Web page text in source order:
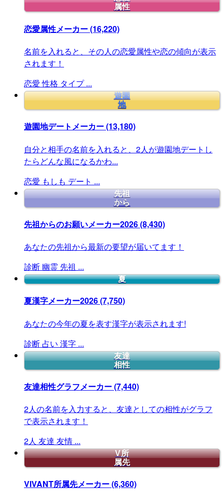
属性
恋愛属性メーカー(16,220)
名前を入れると、その人の恋愛属性や恋の傾向が表示
されます！
恋愛 性格 タイプ ...
遊園
地
遊園地デートメーカー(13,180)
自分と相手の名前を入れると、2人が遊園地デートし
たらどんな風になるかわ...
恋愛 もしも デート ...
先祖
から
先祖からのお願いメーカー2026(8,430)
あなたの先祖から最新の要望が届いてます！
診断 幽霊 先祖 ...
夏
夏漢字メーカー2026(7,750)
あなたの今年の夏を表す漢字が表示されます!
診断 占い 漢字 ...
友達
相性
友達相性グラフメーカー(7,440)
2人の名前を入力すると、友達としての相性がグラフ
で表示されます！
2人 友達 友情 ...
V所
属先
VIVANT所属先メーカー(6,360)